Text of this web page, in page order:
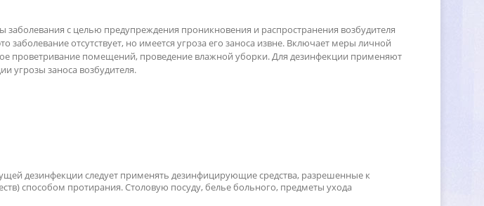
с целью предупреждения проникновения и распространения возбудителя
заболевание отсутствует, но имеется угроза его заноса извне. Включает меры личной
проветривание помещений, проведение влажной уборки. Для дезинфекции применяют
угрозы заноса возбудителя.
дезинфекции следует применять дезинфицирующие средства, разрешенные к
способом протирания. Столовую посуду, белье больного, предметы ухода